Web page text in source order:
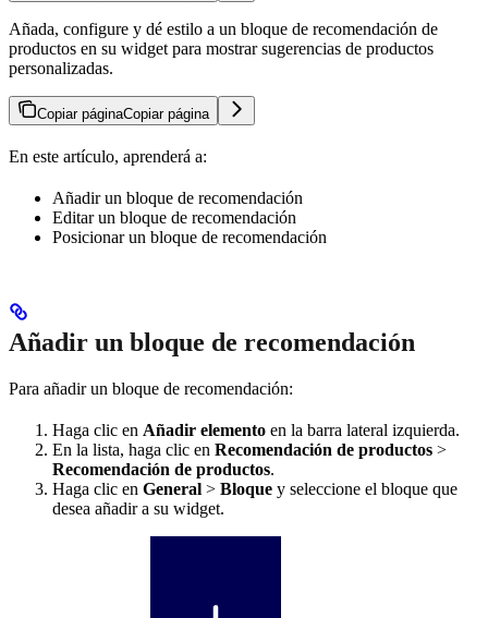
Añada, configure y dé estilo a un bloque de recomendación de
productos en su widget para mostrar sugerencias de productos
personalizadas.
Copiar páginaCopiar página
En este artículo, aprenderá a:
Añadir un bloque de recomendación
Editar un bloque de recomendación
Posicionar un bloque de recomendación
Añadir un bloque de recomendación
Para añadir un bloque de recomendación:
Haga clic en Añadir elemento en la barra lateral izquierda.
En la lista, haga clic en Recomendación de productos >
Recomendación de productos.
Haga clic en General > Bloque y seleccione el bloque que
desea añadir a su widget.